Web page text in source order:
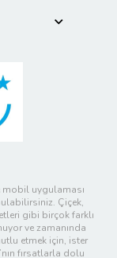
mobil uygulaması
Çiçek,
gibi birçok farklı
ve zamanında
etmek için, ister
fırsatlarla dolu